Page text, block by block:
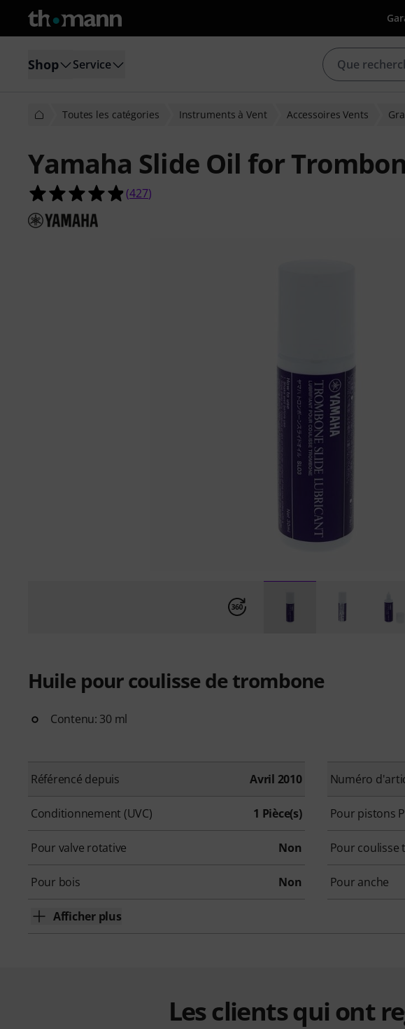
Shop Service
Toutes les catégories Instruments à Vent Accessoires Vents
Yamaha Slide Oil for
4.9 étoiles sur 5 d'après 427 évaluations clients
(427)
Huile pour coulisse de trombone
Contenu: 30 ml
Référencé depuis Avril 2010 Numéro
Conditionnement (UVC) 1 Pièce(s) Pour pistons
Pour valve rotative Non Pour coulisse
Pour bois Non Pour anche
Afficher plus
Les clients qui ont